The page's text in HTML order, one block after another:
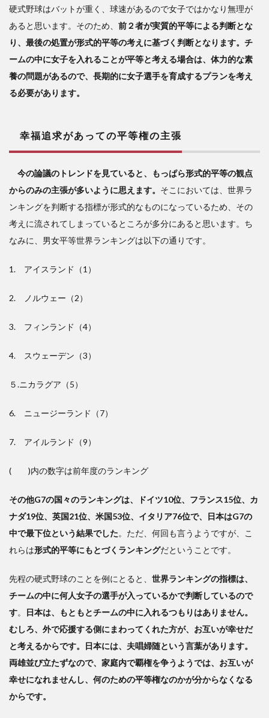
硬式野球はバットが重く、球速があるので女子ではかなり無理が
あると思います。そのため、 前２者が実質的平等による判断とな
り、最後の処置が形式的平等の考えに基づく判断となります。チ
ームの中に女子を入れることが平等と考える場合は、体力的な素
養の問題があるので、長期的に女子選手を育成するプランを考え
る必要があります。
幸福追求があっての平等権の主張
今の論議のトレンドを見ていると、もっぱら形式的平等の観点
からのみの主張が多いように思えます。 そこにおいては、世界ラ
ンキングを判断する指標が形式的なものになっているため、その
考えに流されてしまっているところが多分にあると思います。ち
なみに、男女平等世界ランキングは以下の通りです。
1. アイスランド（1）
2. ノルウェー（2）
3. フィンランド（4）
4. スウェーデン（3）
５.ニカラグア（5）
6. ニュージーランド（7）
7. アイルランド（9）
( )内の数字は前年度のランキング
その他G7の国々のランキングは、ドイツ10位、フランス15位、カ
ナダ19位、英国21位、米国53位、イタリア76位で、日本はG7の
中で最下位という結果でした。ただ、何回も言うようですが、こ
れらは形式的平等にもとづくランキングだということです。
先程の硬式野球のことを例にとると、 世界ランキングの指標は、
チームの中に何人女子の選手が入っているかで判断しているので
す。
日本は、もともとチームの中に入れるつもりはありません。
むしろ、外で応援する側にまわってくれた方が、お互いが幸せだ
と考えるからです。日本には、夫唱婦随という言葉があります。
両雄並び立たずなので、家庭内で覇権を争うようでは、お互いが
幸せになれませんし、何のための平等権なのかが分からなくなる
からです。